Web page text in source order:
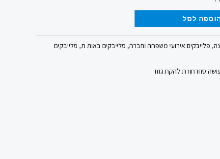
לסל
, פלייבקים אירועי משפחה וחברה, פלייבקים באות ת, פלייבקים
סחרחורת להקת גזוז